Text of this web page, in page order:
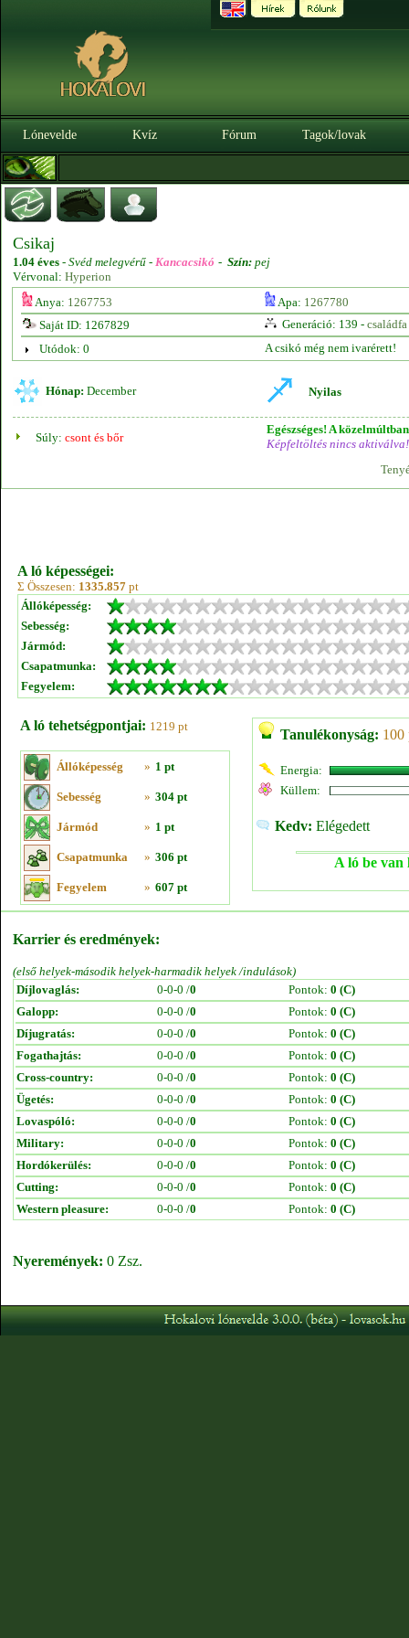
Lónevelde Kvíz Fórum Tagok/lovak
Csikaj
1.04 éves - Svéd melegvérű - Kancacsikó - Szín: pej
Vérvonal: Hyperion
Anya: 1267753 Apa: 1267780
Saját ID: 1267829
Generáció: 139 - családfa
Utódok: 0
A csikó még nem ivarérett!
Hónap: December Nyilas
Súly: csont és bőr
Egészséges! A
Képfeltöltés nincs aktiválva!
A ló képességei:
Σ Összesen: 1335.857 pt
Állóképesség:
Sebesség:
Jármód:
Csapatmunka:
Fegyelem:
A ló tehetségpontjai: 1219 pt
Állóképesség » 1 pt
Sebesség » 304 pt
Jármód » 1 pt
Csapatmunka » 306 pt
Fegyelem » 607 pt
Tanulékonyság: 100
Energia:
Küllem:
Kedv: Elégedett
A ló be van
Karrier és eredmények:
(első helyek-második helyek-harmadik helyek /indulások)
Díjlovaglás:
0-0-0 /0 Pontok: 0 (C)
Galopp:
0-0-0 /0 Pontok: 0 (C)
Díjugratás:
0-0-0 /0 Pontok: 0 (C)
Fogathajtás:
0-0-0 /0 Pontok: 0 (C)
Cross-country:
0-0-0 /0 Pontok: 0 (C)
Ügetés:
0-0-0 /0 Pontok: 0 (C)
Lovaspóló:
0-0-0 /0 Pontok: 0 (C)
Military:
0-0-0 /0 Pontok: 0 (C)
Hordókerülés:
0-0-0 /0 Pontok: 0 (C)
Cutting:
0-0-0 /0 Pontok: 0 (C)
Western pleasure:
0-0-0 /0 Pontok: 0 (C)
Nyeremények: 0 Zsz.